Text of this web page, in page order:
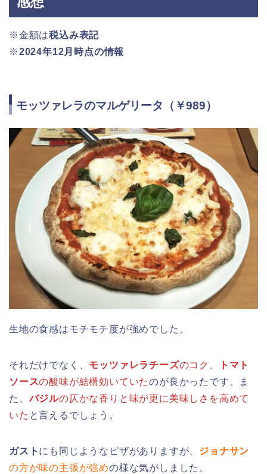
※金額は税込み表記
※2024年12月時点の情報
モッツァレラのマルゲリータ（￥989）
生地の食感はモチモチ度が強めでした。
それだけでなく、 モッツァレラチーズのコク、
トマト
ソースの酸味が結構効いていたのが良かったです。ま
た、バジルの仄かな香りと味が更に美味しさを高めて
いた と言えるでしょう。
ガスト にも同じようなピザがありますが、 ジョナサン
の方が味の主張が強めの様な気がしました。